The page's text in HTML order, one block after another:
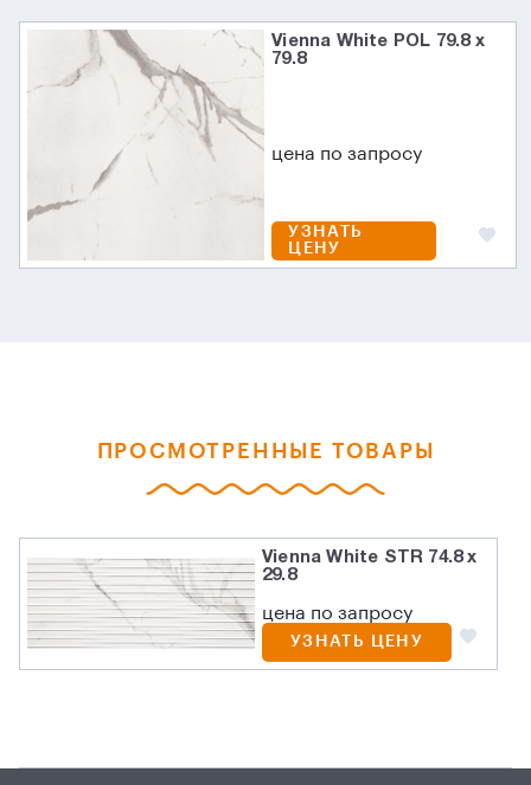
Vienna White POL 79.8 x
79.8
цена по запросу
УЗНАТЬ
ЦЕНУ
ПРОСМОТРЕННЫЕ ТОВАРЫ
Vienna White STR 74.8 x
29.8
цена по запросу
УЗНАТЬ ЦЕНУ